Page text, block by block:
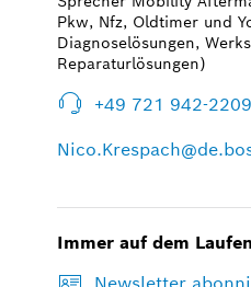
Pkw, Nfz, Oldtimer und
Diagnoselösungen,
Reparaturlösungen)
+49 721 942-2209
Immer auf dem